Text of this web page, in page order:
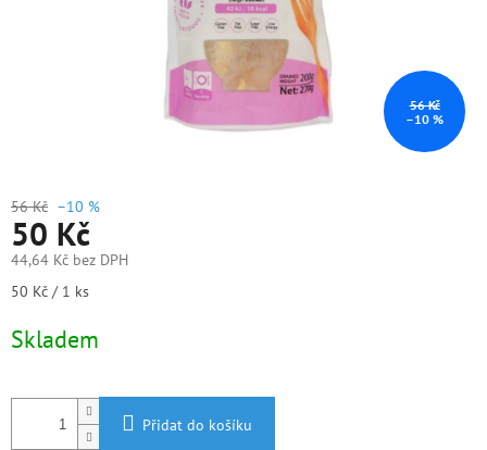
56 Kč
–10 %
56 Kč –10 %
50 Kč
44,64 Kč bez DPH
Měrná
50 Kč / 1 ks
Skladem
Přidat do košíku